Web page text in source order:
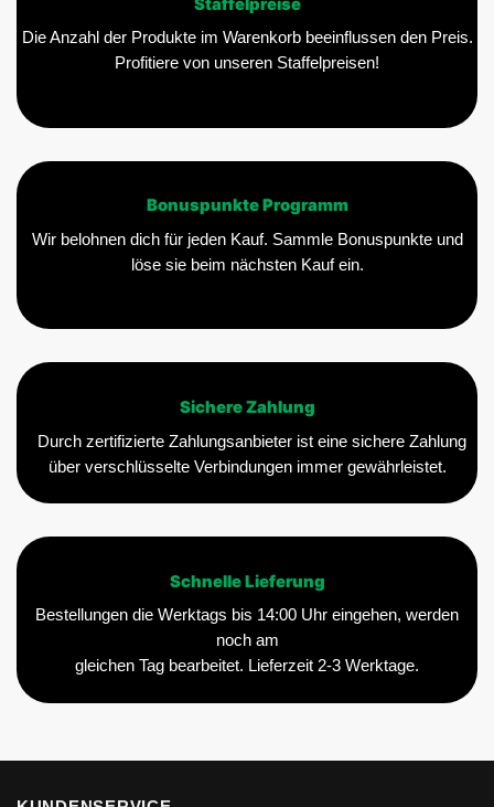
werden
Produktseite
werden
Staffelpreise
Die Anzahl der Produkte im Warenkorb beeinflussen den Preis.
Profitiere von unseren Staffelpreisen!
Bonuspunkte Programm
Wir belohnen dich für jeden Kauf. Sammle Bonuspunkte und
löse sie beim nächsten Kauf ein.
Sichere Zahlung
Durch zertifizierte Zahlungsanbieter ist eine sichere Zahlung
über verschlüsselte Verbindungen immer gewährleistet.
Schnelle Lieferung
Bestellungen die Werktags bis 14:00 Uhr eingehen, werden
noch am
gleichen Tag bearbeitet. Lieferzeit 2-3 Werktage.